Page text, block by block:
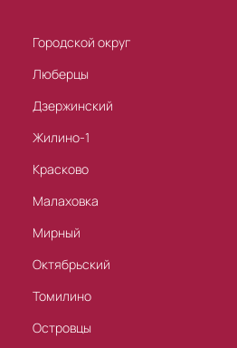
Городской округ
Люберцы
Дзержинский
Жилино-1
Красково
Малаховка
Мирный
Октябрьский
Томилино
Островцы